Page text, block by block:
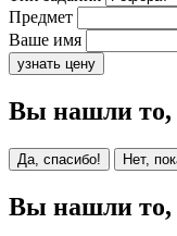
Предмет
Ваше имя
узнать цену
Вы нашли то,
Да, спасибо! Нет,
Вы нашли то,